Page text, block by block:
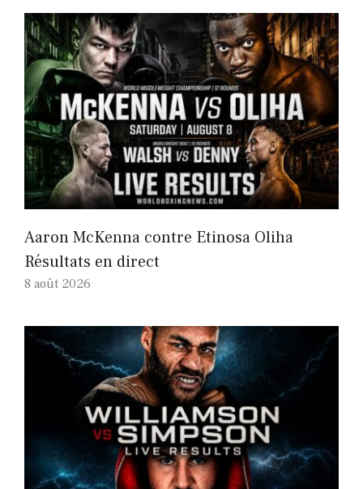
Aaron McKenna contre Etinosa Oliha
Résultats en direct
8 août 2026